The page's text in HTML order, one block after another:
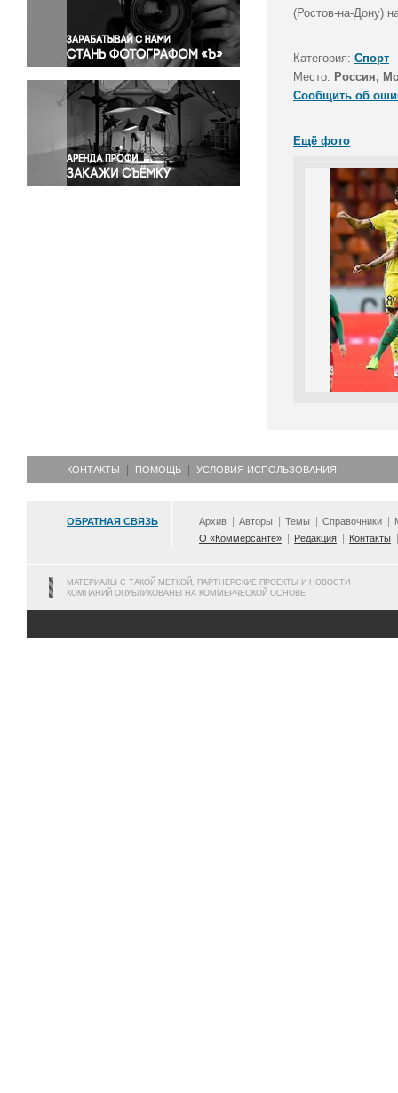
Правосудие
Происшествия и конфликты
Религия
Светская жизнь
Спорт
Экология
Экономика и бизнес
(Ростов-на-Дону)
Категория: Спорт
Место: Россия,
Сообщить об
Ещё фото
КОНТАКТЫ ПОМОЩЬ УСЛОВИЯ ИСПОЛЬЗОВАНИЯ
ОБРАТНАЯ СВЯЗЬ Архив Авторы Темы Справочники
О «Коммерсанте»
Редакция Контакты
МАТЕРИАЛЫ С ТАКОЙ МЕТКОЙ, ПАРТНЕРСКИЕ ПРОЕКТЫ И НОВОСТИ
КОМПАНИЙ ОПУБЛИКОВАНЫ НА КОММЕРЧЕСКОЙ ОСНОВЕ